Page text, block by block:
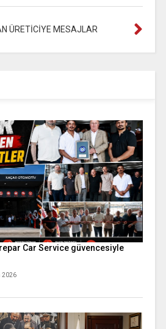
ÜRETİCİYE MESAJLAR
Car Service güvencesiyle
2026